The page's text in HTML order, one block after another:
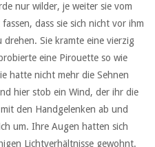
nur wilder, je weiter sie vom
dass sie sich nicht vor ihm
Sie kramte eine vierzig
eine Pirouette so wie
hatte nicht mehr die Sehnen
hier stob ein Wind, der ihr die
den Handgelenken ab und
um. Ihre Augen hatten sich
Lichtverhältnisse gewohnt.